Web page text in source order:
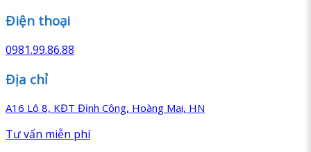
Điện thoại
0981.99.86.88
Địa chỉ
A16 Lô 8, KĐT Định Công, Hoàng Mai, HN
Tư vấn miễn phí